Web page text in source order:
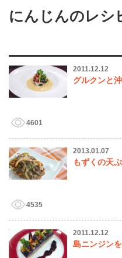
にんじんのレシ
2011.12.12
グルクンと
4601
2013.01.07
もずくの天
4535
2011.12.12
島ニンジン